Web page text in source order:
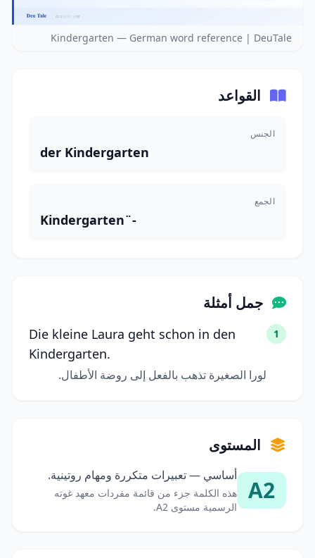
Kindergarten — German word reference | DeuTale
القواعد
الجنس
der Kindergarten
الجمع
Kindergarten¨-
جمل أمثلة
1
Die kleine Laura geht schon in den
Kindergarten.
لورا الصغيرة تذهب بالفعل إلى روضة الأطفال.
المستوى
A2
أساسي — تعبيرات متكررة ومهام روتينية.
هذه الكلمة جزء من قائمة مفردات معهد غوته
الرسمية مستوى A2.